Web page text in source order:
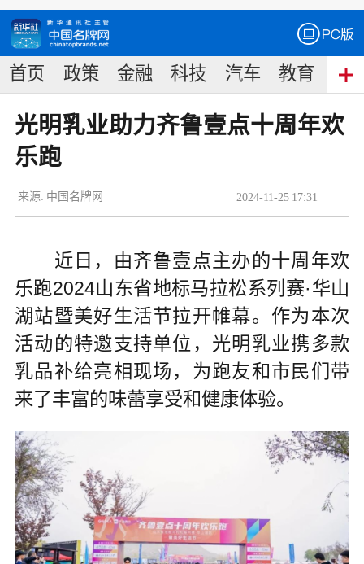
首页 政策 金融 科技 汽车 教育 食
光明乳业助力齐鲁壹点十周年欢
乐跑
2024-11-25 17:31
来源: 中国名牌网
近日，由齐鲁壹点主办的十周年欢
乐跑2024山东省地标马拉松系列赛·华山
湖站暨美好生活节拉开帷幕。作为本次
活动的特邀支持单位，光明乳业携多款
乳品补给亮相现场，为跑友和市民们带
来了丰富的味蕾享受和健康体验。